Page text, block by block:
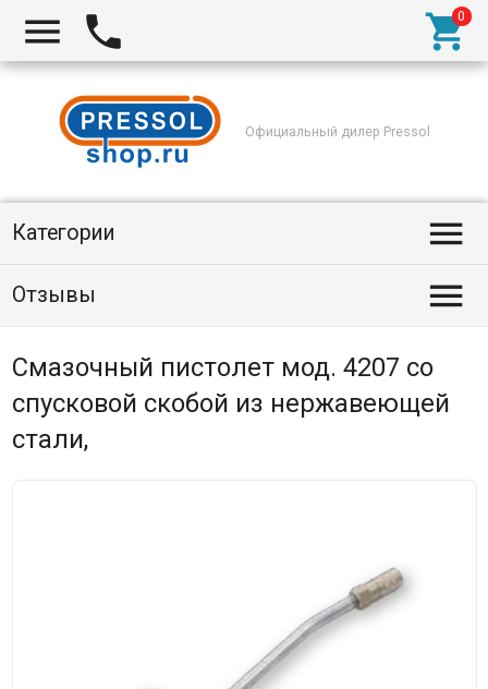
  
Официальный дилер Pressol
Категории 
Отзывы 
Смазочный пистолет мод. 4207 со
спусковой скобой из нержавеющей
стали,